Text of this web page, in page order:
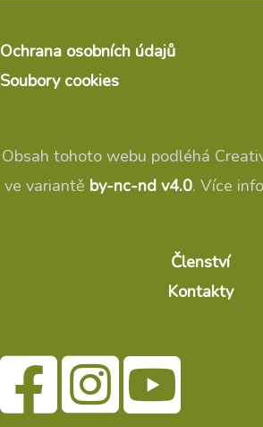
Ochrana osobních údajů
Soubory cookies
Obsah tohoto webu podléhá
ve variantě by-nc-nd v4.0. Více
Členství
Kontakty